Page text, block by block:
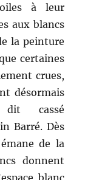
à leur
aux blancs
la peinture
certaines
crues,
désormais
cassé
Barré. Dès
de la
donnent
blanc